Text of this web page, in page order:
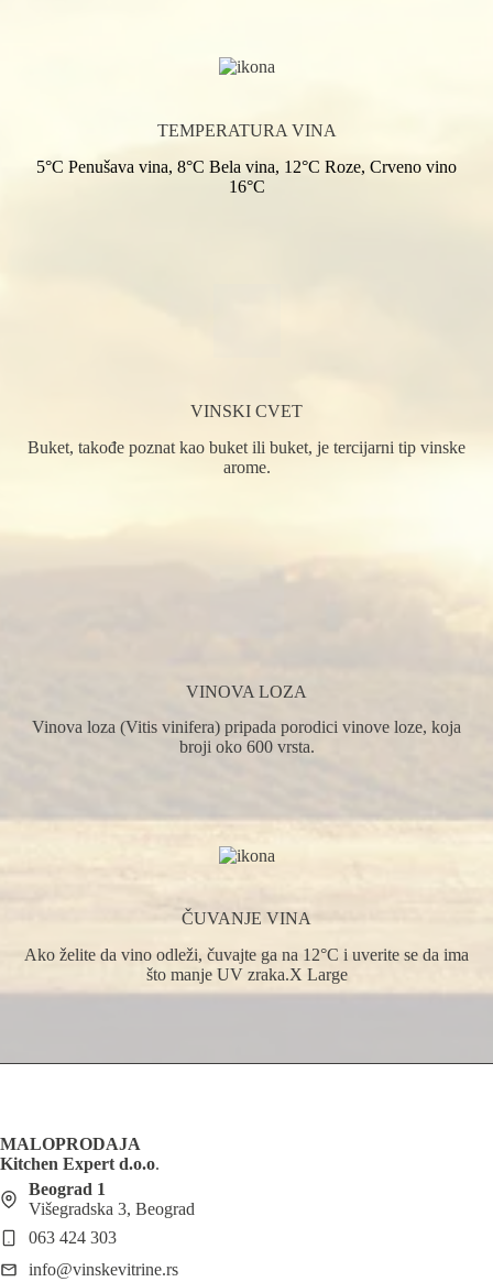
VINSKI CVET
VINOVA LOZA
Vinova loza (Vitis vinifera) pripada porodici vinove loze, koja
broji oko 600 vrsta.
ČUVANJE VINA
Ako želite da vino odleži, čuvajte ga na 12°C i uverite se da ima
što manje UV zraka.X Large
MALOPRODAJA
Kitchen Expert d.o.o.
Beograd 1
Višegradska 3, Beograd
063 424 303
info@vinskevitrine.rs